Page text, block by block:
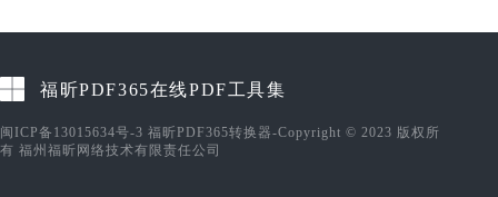
福昕PDF365在线PDF工具集
闽ICP备13015634号-3 福昕PDF365转换器-Copyright © 2023 版权所
有 福州福昕网络技术有限责任公司